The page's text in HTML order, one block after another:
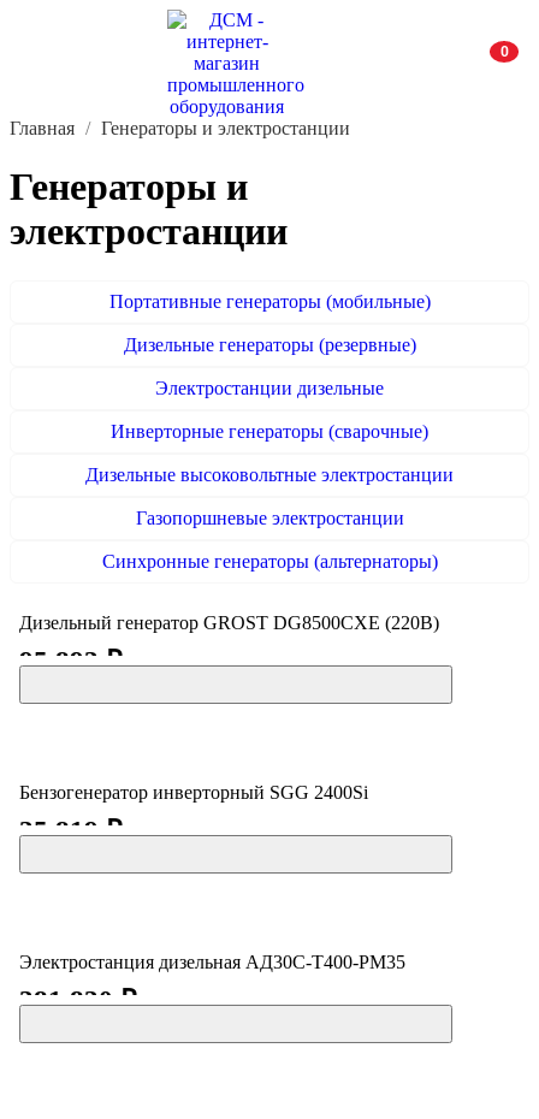
0
Главная Генераторы и электростанции
Генераторы и
электростанции
Портативные генераторы (мобильные)
Дизельные генераторы (резервные)
Электростанции дизельные
Инверторные генераторы (сварочные)
Дизельные высоковольтные электростанции
Газопоршневые электростанции
Синхронные генераторы (альтернаторы)
Дизельный генератор GROST DG8500CXE (220В)
95 893 ₽
Бензогенератор инверторный SGG 2400Si
35 819 ₽
Электростанция дизельная АД30С-Т400-РМ35
381 830 ₽